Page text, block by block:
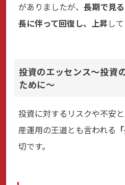
がありましたが、 長期で見
長に伴って回復し、上昇し
投資のエッセンス～投資
ために～
投資に対するリスクや不安
産運用の王道とも言われる
切です。